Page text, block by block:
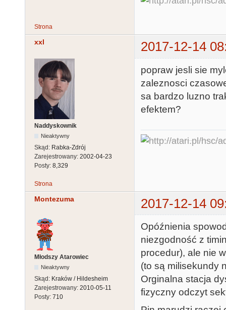
Strona
xxl 2017-12-14
Naddyskownik
Nieaktywny
Skąd: Rabka-Zdrój
Zarejestrowany: 2002-04-23
Posty: 8,329
popraw jesli sie
zaleznosci
sa bardzo luzno
efektem?
Strona
Montezuma 2017-12-14
Młodszy Atarowiec
Nieaktywny
Skąd: Kraków / Hildesheim
Zarejestrowany: 2010-05-11
Posty: 710
Opóźnienia
niezgodność z
procedur), ale nie
(to są milisekundy
Orginalna stacja
fizyczny odczyt